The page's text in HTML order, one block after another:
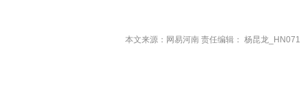
本文来源：网易河南 责任编辑： 杨昆龙_HN071